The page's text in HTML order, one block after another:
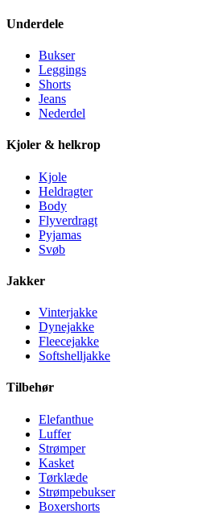
Underdele
Bukser
Leggings
Shorts
Jeans
Nederdel
Kjoler & helkrop
Kjole
Heldragter
Body
Flyverdragt
Pyjamas
Svøb
Jakker
Vinterjakke
Dynejakke
Fleecejakke
Softshelljakke
Tilbehør
Elefanthue
Luffer
Strømper
Kasket
Tørklæde
Strømpebukser
Boxershorts